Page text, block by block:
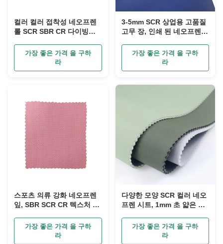
컬러 컬러 접착성 네오프렌
롤 SCR SBR CR 다이빙복
가장 좋은 가격 을 구하
라
3-5mm SCR 상업용 고품질
고무 장, 인쇄 된 네오프렌
가장 좋은 가격 을 구하
라
스포츠 의류 강화 네오프렌
잎, SBR SCR CR 텍스처 라
가장 좋은 가격 을 구하
라
다양한 모양 SCR 컬러 네오
프렌 시트, 1mm 초 얇은 고
가장 좋은 가격 을 구하
라